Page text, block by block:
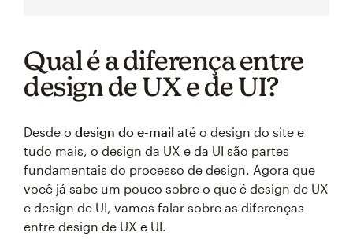
Qual é a diferença entre
design de UX e de UI?
Desde o design do e-mail até o design do site e
tudo mais, o design da UX e da UI são partes
fundamentais do processo de design. Agora que
você já sabe um pouco sobre o que é design de UX
e design de UI, vamos falar sobre as diferenças
entre design de UX e UI.